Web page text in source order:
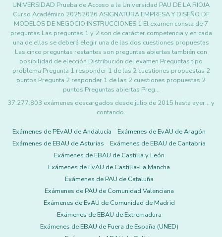
UNIVERSIDAD Prueba de Acceso a la Universidad PAU DE LA RIOJA
Curso Académico 20252026 ASIGNATURA EMPRESA Y DISEÑO DE
MODELOS DE NEGOCIO INSTRUCCIONES 1 El examen consta de 7
preguntas Las preguntas 1 y 2 son de carácter competencia y en cada
una de ellas se deberá elegir una de las dos cuestiones propuestas
Las cinco preguntas restantes son preguntas abiertas también con
posibilidad de elección Distribución del examen Preguntas tipo
problema Pregunta 1 responder 1 de las 2 cuestiones propuestas 2
puntos Pregunta 2 responder 1 de las 2 cuestiones propuestas 2
puntos Preguntas abiertas Preg…
37.277.803 exámenes descargados desde julio de 2015 hasta ayer... y
contando.
Exámenes de PEvAU de Andalucía
Exámenes de EvAU de Aragón
Exámenes de EBAU de Asturias
Exámenes de EBAU de Cantabria
Exámenes de EBAU de Castilla y León
Exámenes de EvAU de Castilla-La Mancha
Exámenes de PAU de Cataluña
Exámenes de PAU de Comunidad Valenciana
Exámenes de EvAU de Comunidad de Madrid
Exámenes de EBAU de Extremadura
Exámenes de EBAU de Fuera de España (UNED)